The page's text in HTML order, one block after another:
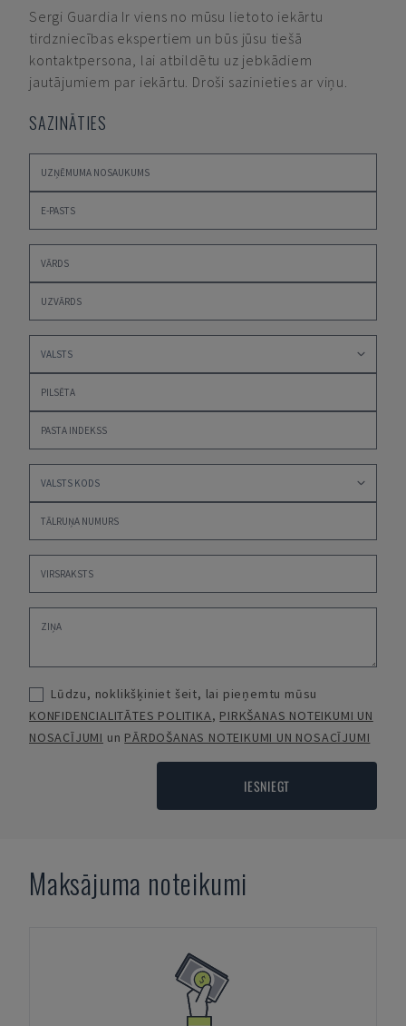
Sergi Guardia Ir viens no mūsu lietoto iekārtu
tirdzniecības ekspertiem un būs jūsu tiešā
kontaktpersona, lai atbildētu uz jebkādiem
jautājumiem par iekārtu. Droši sazinieties ar viņu.
SAZINĀTIES
Lūdzu, noklikšķiniet šeit, lai pieņemtu mūsu
KONFIDENCIALITĀTES POLITIKA, PIRKŠANAS NOTEIKUMI UN
NOSACĪJUMI un PĀRDOŠANAS NOTEIKUMI UN NOSACĪJUMI
IESNIEGT
Maksājuma noteikumi